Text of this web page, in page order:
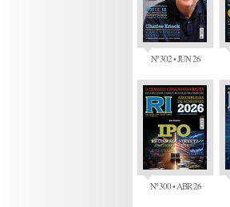
Nº 302 • JUN 26
Nº 300 • ABR 26